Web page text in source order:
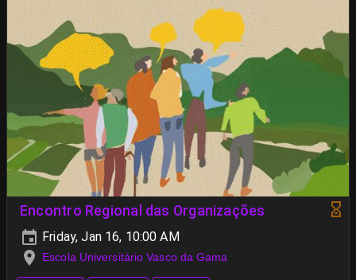
Encontro Regional das Organizações
Friday, Jan 16, 10:00 AM
Escola Universitário Vasco da Gama